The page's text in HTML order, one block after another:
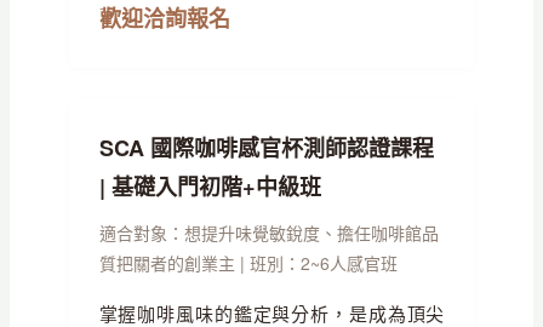
歡迎洽詢報名
SCA 國際咖啡感官杯測師認證課程
| 基礎入門初階+中級班
適合對象：想提升味覺敏銳度、擔任咖啡館品
質把關者的創業主 | 班別：2~6人感官班
掌握咖啡風味的鑑定與分析，是成為頂尖